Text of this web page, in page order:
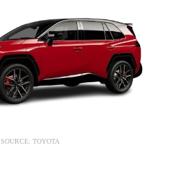
SOURCE: TOYOTA